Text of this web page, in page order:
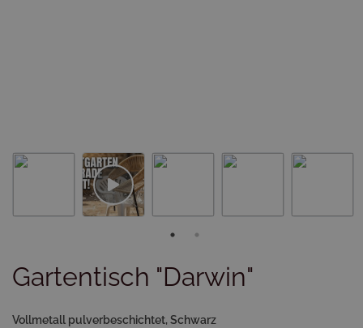
Gartentisch "Darwin"
Vollmetall pulverbeschichtet, Schwarz